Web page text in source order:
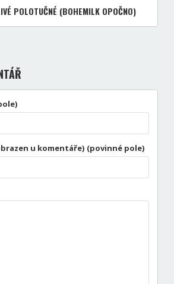
POLOTUČNÉ (BOHEMILK OPOČNO)
u komentáře) (povinné pole)